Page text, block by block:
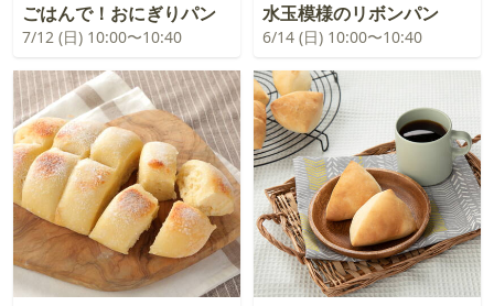
ごはんで！おにぎりパン
7/12 (日) 10:00〜10:40
水玉模様のリボンパン
6/14 (日) 10:00〜10:40